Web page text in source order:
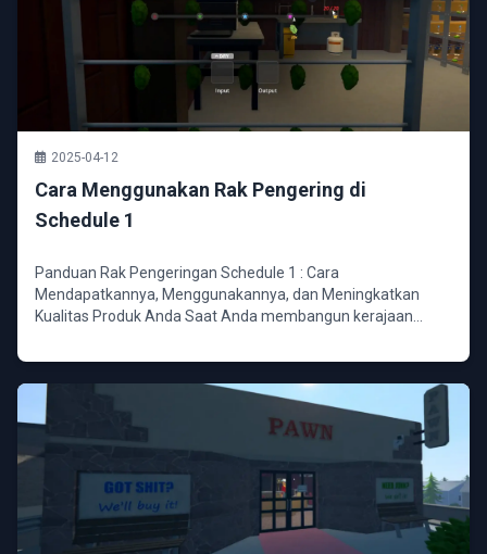
2025-04-12
Cara Menggunakan Rak Pengering di
Schedule 1
Panduan Rak Pengeringan Schedule 1 : Cara
Mendapatkannya, Menggunakannya, dan Meningkatkan
Kualitas Produk Anda Saat Anda membangun kerajaan